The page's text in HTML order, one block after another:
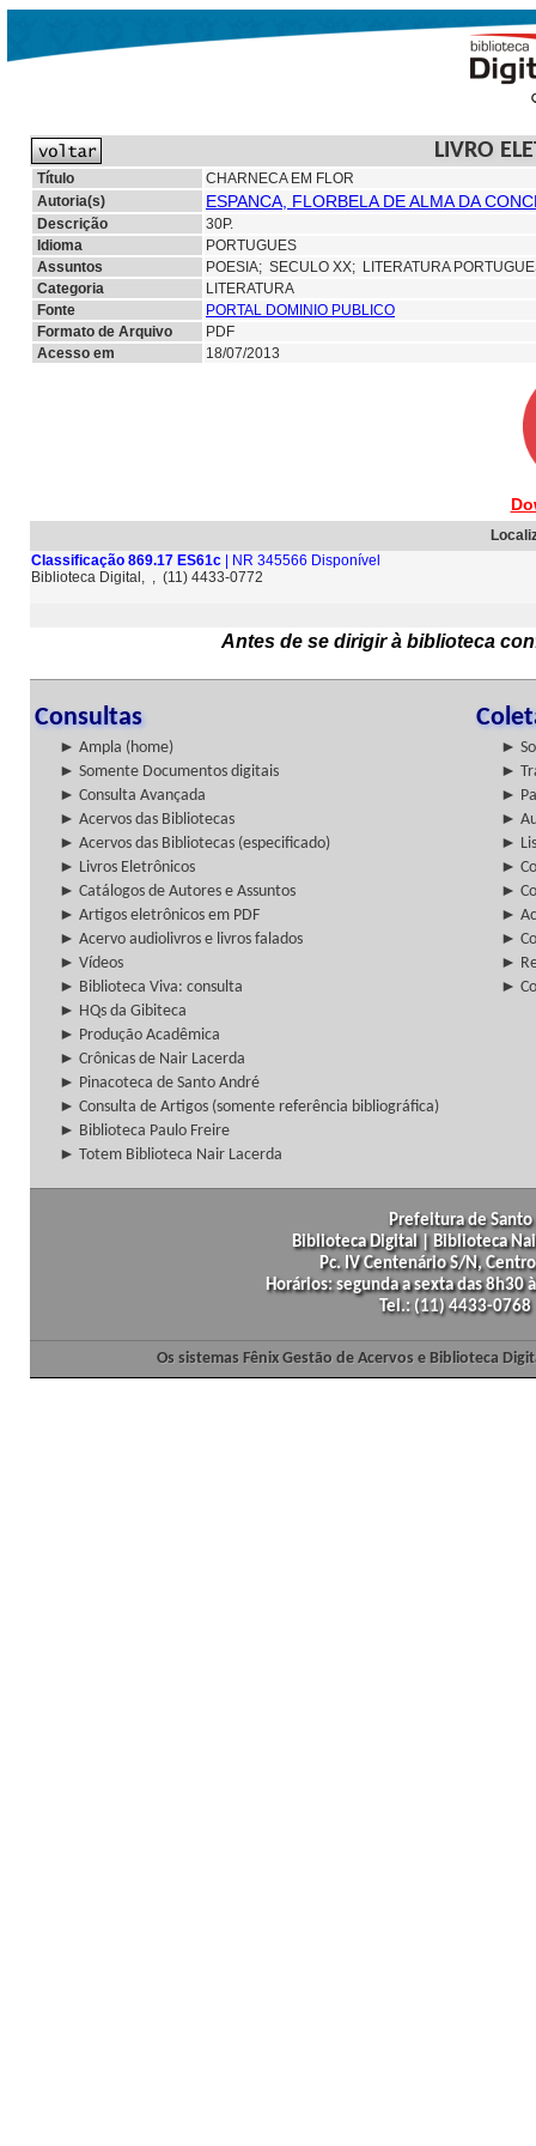
LIVRO
Título
CHARNECA EM FLOR
Autoria(s)
ESPANCA, FLORBELA DE ALMA DA
Descrição
30P.
Idioma
PORTUGUES
Assuntos
POESIA; SECULO XX; LITERATURA
Categoria
LITERATURA
Fonte
PORTAL DOMINIO PUBLICO
Formato de Arquivo
PDF
Acesso em
18/07/2013
Classificação 869.17 ES61c | NR 345566 Disponível
Biblioteca Digital, , (11) 4433-0772
Antes de se dirigir à biblioteca
Consultas
► Ampla (home)
►
► Somente Documentos digitais
►
► Consulta Avançada
►
► Acervos das Bibliotecas
►
► Acervos das Bibliotecas (especificado)
►
► Livros Eletrônicos
►
► Catálogos de Autores e Assuntos
►
► Artigos eletrônicos em PDF
►
► Acervo audiolivros e livros falados
►
► Vídeos
►
► Biblioteca Viva: consulta
►
► HQs da Gibiteca
► Produção Acadêmica
► Crônicas de Nair Lacerda
► Pinacoteca de Santo André
► Consulta de Artigos (somente referência bibliográfica)
► Biblioteca Paulo Freire
► Totem Biblioteca Nair Lacerda
Prefeitura de
Biblioteca Digital | Biblioteca
Pc. IV Centenário S/N,
Horários: segunda a sexta das
Tel.: (11) 4433-
Os sistemas Fênix Gestão de Acervos e Biblioteca